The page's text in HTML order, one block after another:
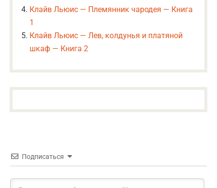
Клайв Льюис — Племянник чародея — Книга
1
Клайв Льюис — Лев, колдунья и платяной
шкаф — Книга 2
Подписаться